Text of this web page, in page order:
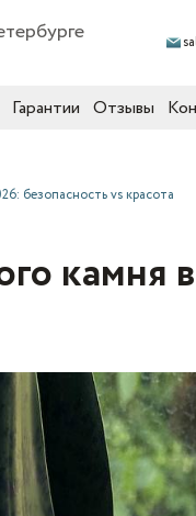
Гарантии Отзывы
безопасность vs красота
камня